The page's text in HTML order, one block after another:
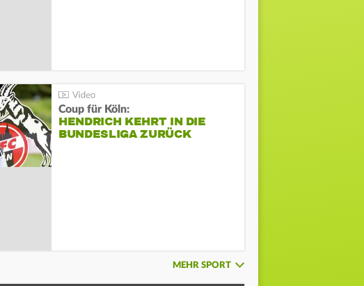
Coup für Köln:
HENDRICH KEHRT IN DIE
BUNDESLIGA ZURÜCK
MEHR SPORT